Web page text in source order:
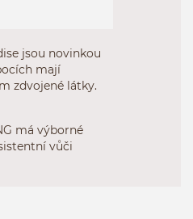
jsou novinkou
mají
zdvojené látky.
má výborné
vůči